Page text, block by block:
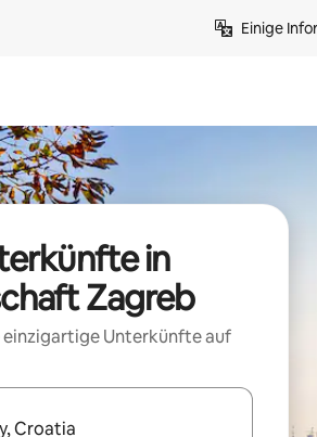
Einige
in
Zagreb
einzigartige Unterkünfte auf
verfügbar sind, navigiere mit den